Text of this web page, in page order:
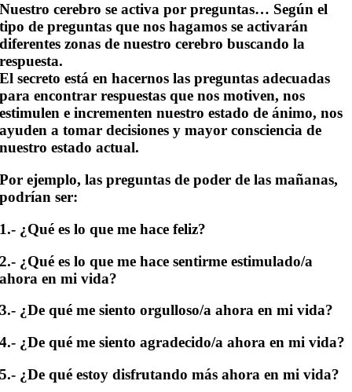
Nuestro cerebro se activa por preguntas… Según el
tipo de preguntas que nos hagamos se activarán
diferentes zonas de nuestro cerebro buscando la
respuesta.
El secreto está en hacernos las preguntas adecuadas
para encontrar respuestas que nos motiven, nos
estimulen e incrementen nuestro estado de ánimo, nos
ayuden a tomar decisiones y mayor consciencia de
nuestro estado actual.
Por ejemplo,las preguntas de poder de las mañanas,
podrían ser:
1.- ¿Qué es lo que me hace feliz?
2.- ¿Qué es lo que me hace sentirme estimulado/a
ahora en mi vida?
3.- ¿De qué me siento orgulloso/a ahora en mi vida?
4.- ¿De qué me siento agradecido/a ahora en mi vida?
5.- ¿De qué estoy disfrutando más ahora en mi vida?